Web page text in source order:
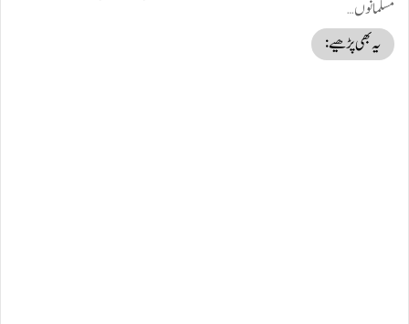
مسلمانوں…
یہ بھی پڑھیے: